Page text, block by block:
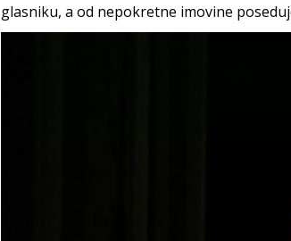
glasniku, a od nepokretne imovine